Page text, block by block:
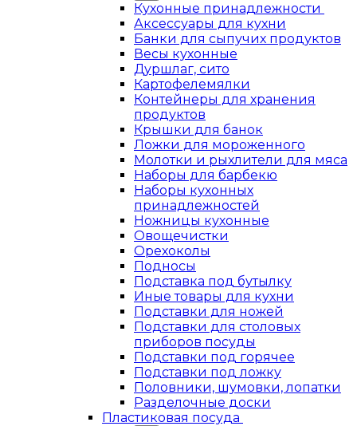
Кухонные принадлежности
Аксессуары для кухни
Банки для сыпучих продуктов
Весы кухонные
Дуршлаг, сито
Картофелемялки
Контейнеры для хранения
продуктов
Крышки для банок
Ложки для мороженного
Молотки и рыхлители для мяса
Наборы для барбекю
Наборы кухонных
принадлежностей
Ножницы кухонные
Овощечистки
Орехоколы
Подносы
Подставка под бутылку
Иные товары для кухни
Подставки для ножей
Подставки для столовых
приборов посуды
Подставки под горячее
Подставки под ложку
Половники, шумовки, лопатки
Разделочные доски
Пластиковая посуда